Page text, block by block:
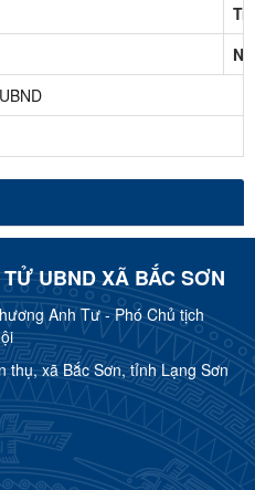
UBND XÃ BẮC SƠN
Anh Tư - Phó Chủ tịch
thụ, xã Bắc Sơn, tỉnh Lạng Sơn